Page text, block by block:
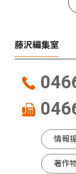
藤沢編集室
情報
著作